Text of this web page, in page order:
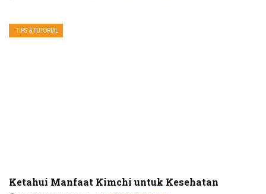
TIPS & TUTORIAL
Ketahui Manfaat Kimchi untuk Kesehatan